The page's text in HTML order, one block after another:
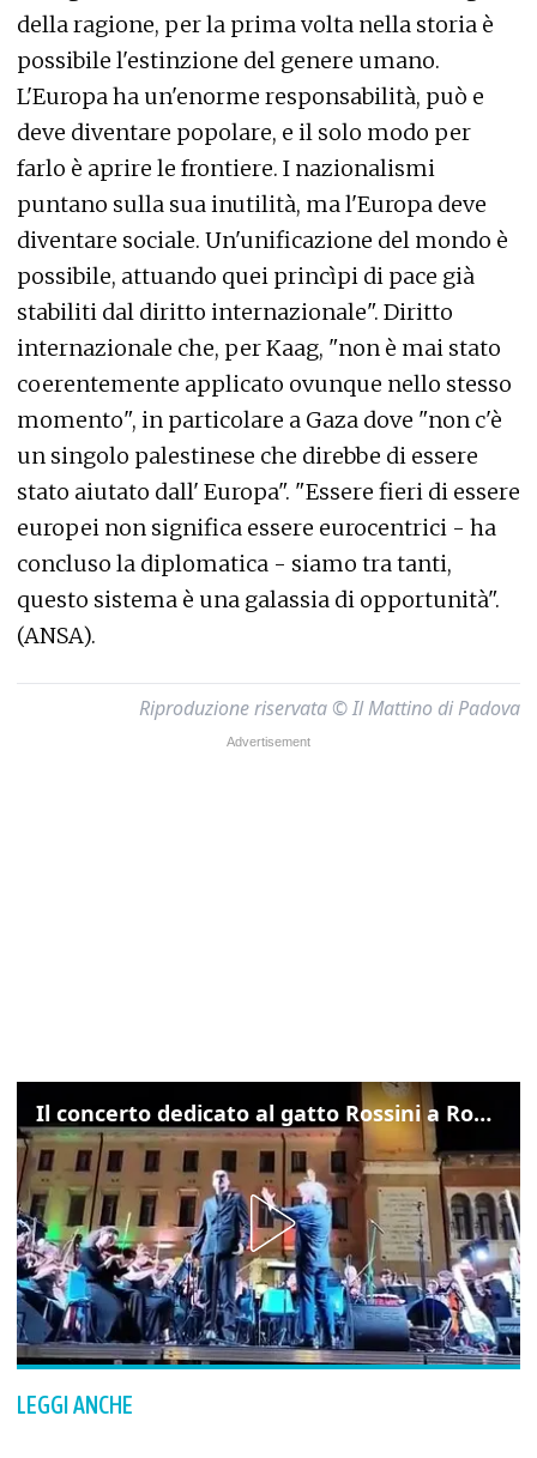
della ragione, per la prima volta nella storia è
possibile l'estinzione del genere umano.
L'Europa ha un'enorme responsabilità, può e
deve diventare popolare, e il solo modo per
farlo è aprire le frontiere. I nazionalismi
puntano sulla sua inutilità, ma l'Europa deve
diventare sociale. Un'unificazione del mondo è
possibile, attuando quei princìpi di pace già
stabiliti dal diritto internazionale". Diritto
internazionale che, per Kaag, "non è mai stato
coerentemente applicato ovunque nello stesso
momento", in particolare a Gaza dove "non c'è
un singolo palestinese che direbbe di essere
stato aiutato dall' Europa". "Essere fieri di essere
europei non significa essere eurocentrici - ha
concluso la diplomatica - siamo tra tanti,
questo sistema è una galassia di opportunità".
(ANSA).
Riproduzione riservata © Il Mattino di Padova
Il concerto dedicato al gatto Rossini a Rovigo: ecco un estratto
LEGGI ANCHE